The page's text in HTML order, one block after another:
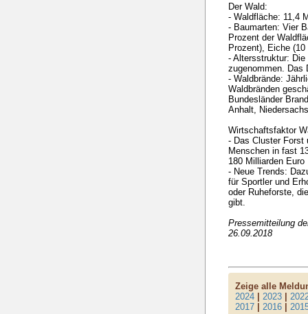
Der Wald:
- Waldfläche: 11,4
- Baumarten: Vier
Prozent der
Prozent), Eiche (10
- Altersstruktur:
zugenommen. Das
- Waldbrände:
Waldbränden
Bundesländer
Anhalt,
Wirtschaftsfaktor
- Das Cluster Forst
Menschen in fast
180 Milliarden
- Neue Trends:
für Sportler und
oder Ruheforste,
gibt.
Pressemitteilung
26.09.2018
Zeige alle
2024 |2023 |
2017 |2016 |